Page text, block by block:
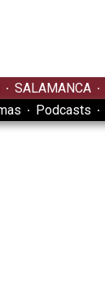
SALAMANCA
Podcasts